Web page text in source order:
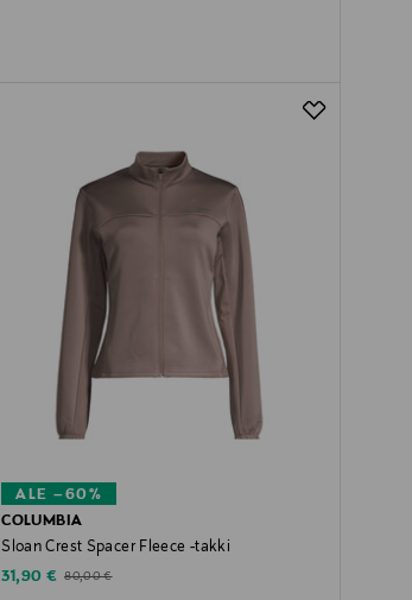
ALE –60%
COLUMBIA
Sloan Crest Spacer Fleece -takki
Discounted Price
31,90 € Original Price
80,00 €